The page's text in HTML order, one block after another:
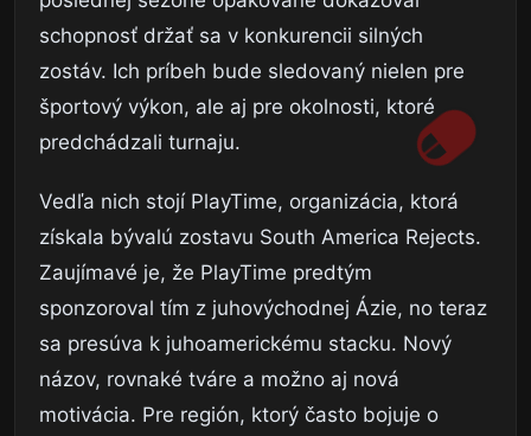
schopnosť držať sa v konkurencii silných
zostáv. Ich príbeh bude sledovaný nielen pre
športový výkon, ale aj pre okolnosti, ktoré
predchádzali turnaju.
Vedľa nich stojí PlayTime, organizácia, ktorá
získala bývalú zostavu South America Rejects.
Zaujímavé je, že PlayTime predtým
sponzoroval tím z juhovýchodnej Ázie, no teraz
sa presúva k juhoamerickému stacku. Nový
názov, rovnaké tváre a možno aj nová
motivácia. Pre región, ktorý často bojuje o